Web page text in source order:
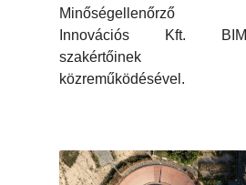
Minőségellenőrző
Innovációs Kft. BIM
szakértőinek
közreműködésével.